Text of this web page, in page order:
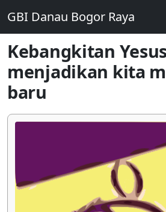
GBI Danau Bogor Raya
Kebangkitan
menjadikan kita
baru